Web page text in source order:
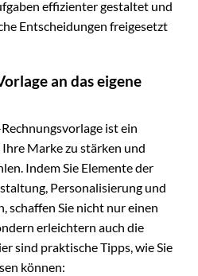
effizienter gestaltet und
Entscheidungen freigesetzt
an das eigene
ist ein
Marke zu stärken und
Indem Sie Elemente der
Personalisierung und
schaffen Sie nicht nur einen
erleichtern auch die
sind praktische Tipps, wie Sie
können: